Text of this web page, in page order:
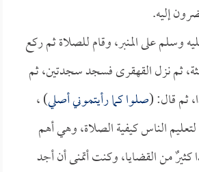
إليه.
وسلم على المنبر، وقام للصلاة ثم ركع
ثم نزل القهقرى فسجد سجدتين، ثم
ثم قال: (صلوا كما رأيتموني أصلي) ،
الناس كيفية الصلاة، وهي أهم
من القضايا، وكنت أتمنى أن أجد